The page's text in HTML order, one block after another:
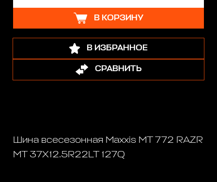
В КОРЗИНУ
В ИЗБРАННОЕ
СРАВНИТЬ
Шина всесезонная Maxxis MT 772 RAZR
MT 37X12.5R22LT 127Q